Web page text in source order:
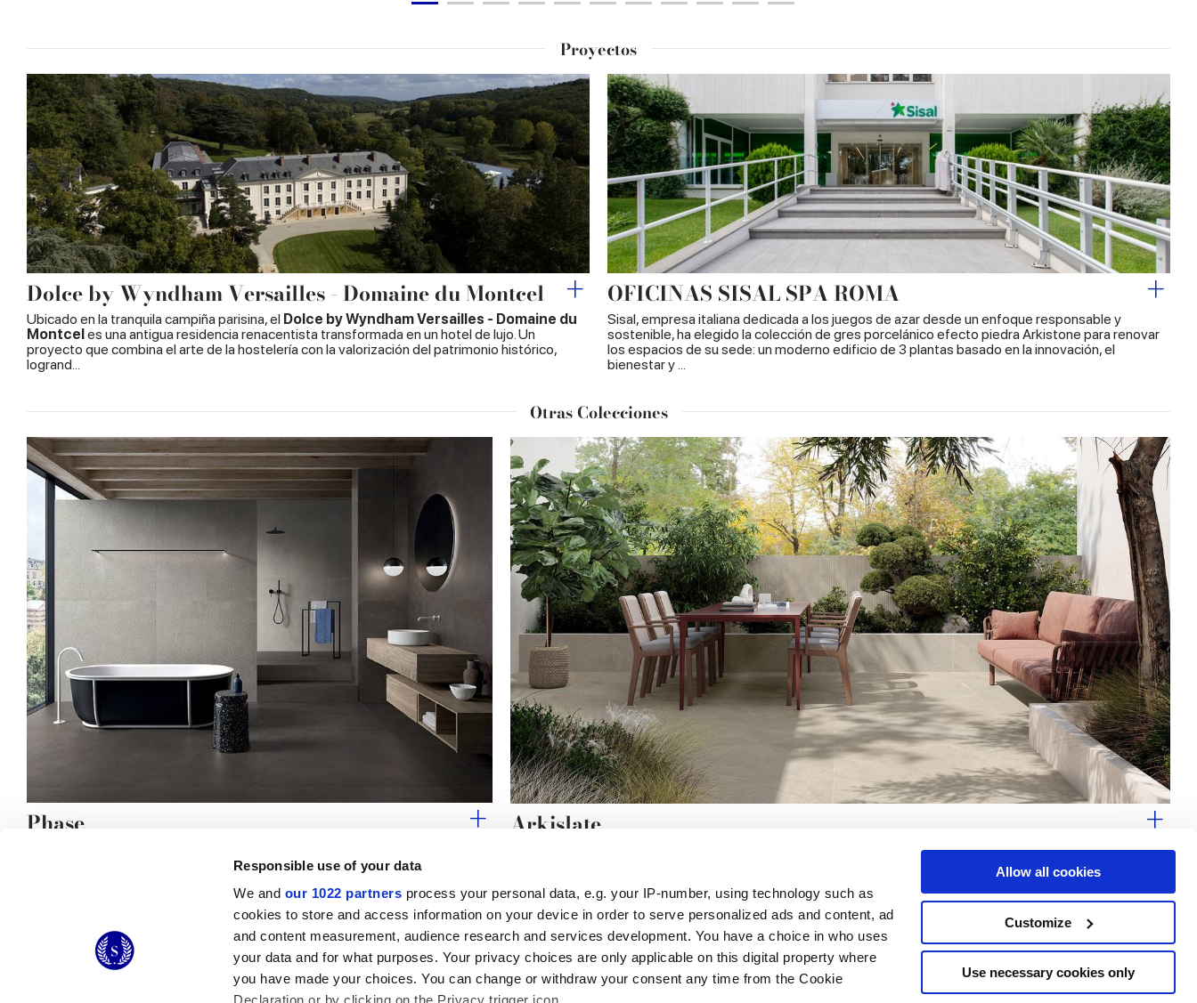
Responsible use of your data
We and our 1022 partners process your personal data, e.g. your IP-number, using technology such as
cookies to store and access information on your device in order to serve personalized ads and content, ad
and content measurement, audience research and services development. You have a choice in who uses
your data and for what purposes. Your privacy choices are only applicable on this digital property where
you have made your choices. You can change or withdraw your consent any time from the Cookie
Allow all cookies
Customize
Use necessary cookies only
Proyectos
Dolce by Wyndham Versailles - Domaine du Montcel
Ubicado en la tranquila campiña parisina, el Dolce by Wyndham Versailles - Domaine du
Montcel es una antigua residencia renacentista transformada en un hotel de lujo. Un
proyecto que combina el arte de la hostelería con la valorización del patrimonio histórico,
logrand...
OFICINAS SISAL SPA ROMA
Sisal, empresa italiana dedicada a los juegos de azar desde un enfoque responsable y
sostenible, ha elegido la colección de gres porcelánico efecto piedra Arkistone para renovar
los espacios de su sede: un moderno edificio de 3 plantas basado en la innovación, el
bienestar y ...
Otras Colecciones
Phase Arkislate
© 2026 CERAMICHE MARCA CORONA S.P.A.
Ceramiche Marca Corona
S.p.a. - P.IVA: IT00628160368
Via Emilia Romagna 7, 41049 Sassuolo (MO) Italy
Enlaces útiles
Mi Marca Corona
Contáctenos
Área jurídica
Condiciones de venta
Cookies
Servicios
Área de descargas
Síguenos en